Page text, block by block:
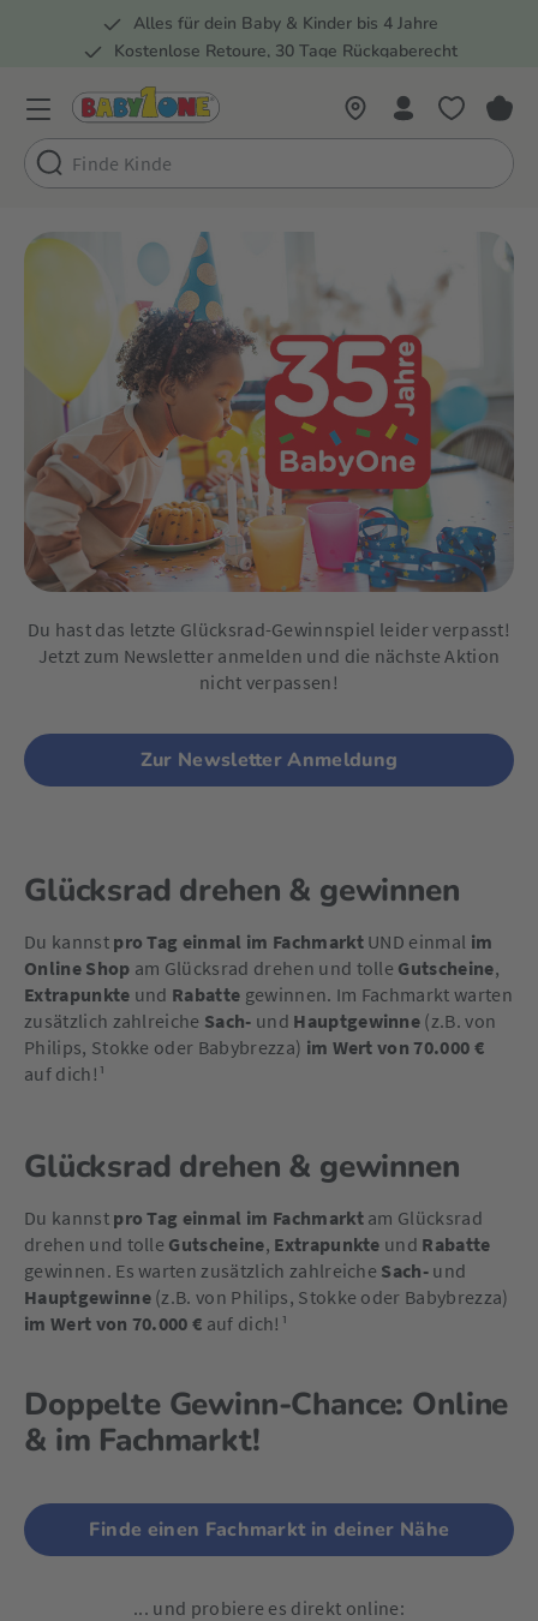
Zur Hauptnavigation springen
Alles für dein Baby & Kinder bis 4 Jahre
Kostenlose Retoure, 30 Tage Rückgaberecht
Du hast das letzte Glücksrad-Gewinnspiel leider verpasst!
Jetzt zum Newsletter anmelden und die nächste Aktion
nicht verpassen!
Zur Newsletter Anmeldung
Glücksrad drehen & gewinnen
Du kannst pro Tag einmal im FachmarktUND einmal im
Online Shop am Glücksrad drehen und tolle Gutscheine,
Extrapunkte und Rabatte gewinnen. Im Fachmarkt warten
zusätzlich zahlreiche Sach- und Hauptgewinne (z.B. von
Philips, Stokke oder Babybrezza) im Wert von 70.000 €
auf dich!¹
Glücksrad drehen & gewinnen
Du kannst pro Tag einmal im Fachmarktam Glücksrad
drehen und tolle Gutscheine, Extrapunkte und Rabatte
gewinnen. Es warten zusätzlich zahlreiche Sach- und
Hauptgewinne(z.B. von Philips, Stokke oder Babybrezza)
im Wert von 70.000 € auf dich!¹
Doppelte Gewinn-Chance: Online
& im Fachmarkt!
Finde einen Fachmarkt in deiner Nähe
... und probiere es direkt online: